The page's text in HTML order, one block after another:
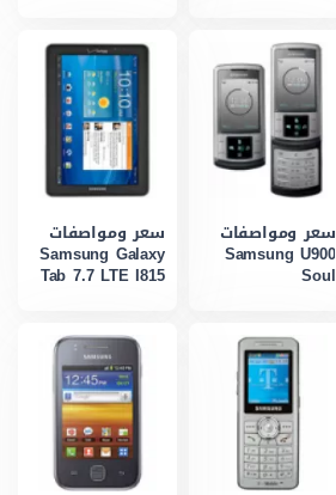
سعر ومواصفات
Samsung U900
Soul
سعر ومواصفات
Samsung Galaxy
Tab 7.7 LTE I815